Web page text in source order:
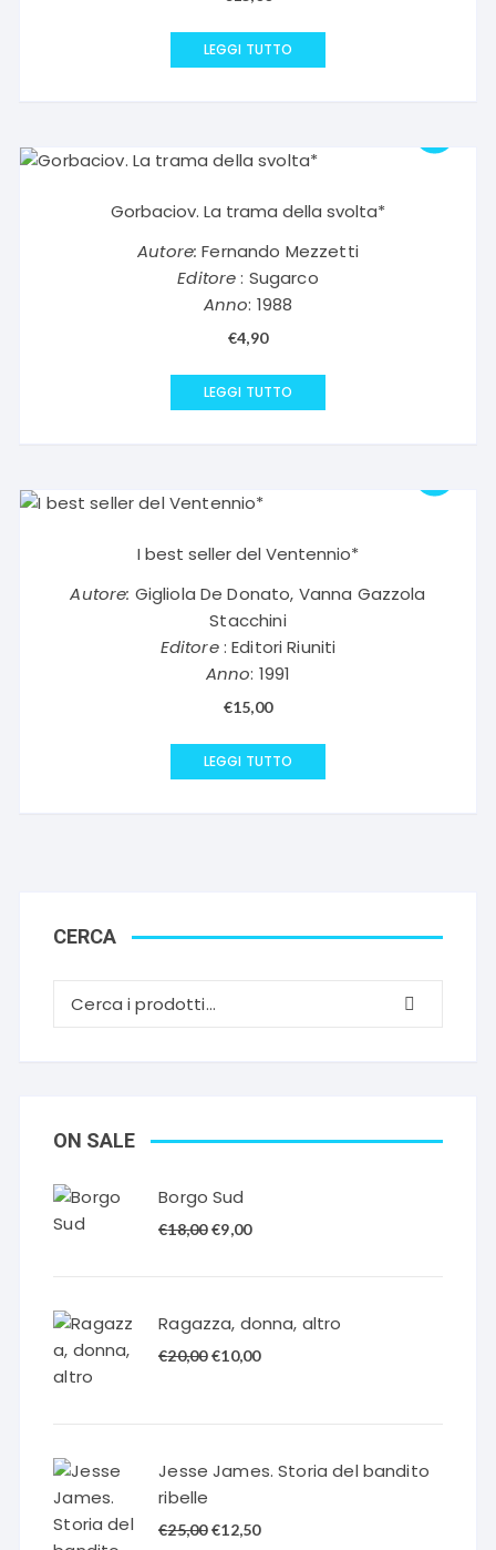
LEGGI TUTTO
Gorbaciov. La trama della svolta*
Autore: Fernando Mezzetti
Editore: Sugarco
Anno: 1988
€4,90
LEGGI TUTTO
I best seller del Ventennio*
Autore: Gigliola De Donato, Vanna Gazzola
Stacchini
Editore: Editori Riuniti
Anno: 1991
€15,00
LEGGI TUTTO
CERCA
ON SALE
Borgo Sud
€18,00 Il
€18,00.
€9,00Il
€9,00.
Ragazza, donna, altro
€20,00 Il
€20,00.
€10,00Il
€10,00.
Jesse James. Storia del bandito
ribelle
€25,00 Il
€12,50Il